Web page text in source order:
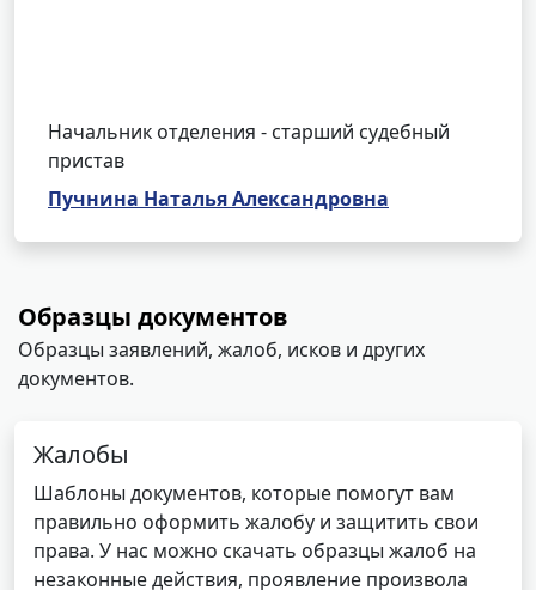
Начальник отделения - старший судебный
пристав
Пучнина Наталья Александровна
Образцы документов
Образцы заявлений, жалоб, исков и других
документов.
Жалобы
Шаблоны документов, которые помогут вам
правильно оформить жалобу и защитить свои
права. У нас можно скачать образцы жалоб на
незаконные действия, проявление произвола